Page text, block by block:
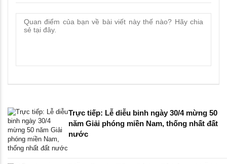
Trực tiếp: Lễ diễu binh ngày 30/4 mừng 50
năm Giải phóng miền Nam, thống nhất đất
nước